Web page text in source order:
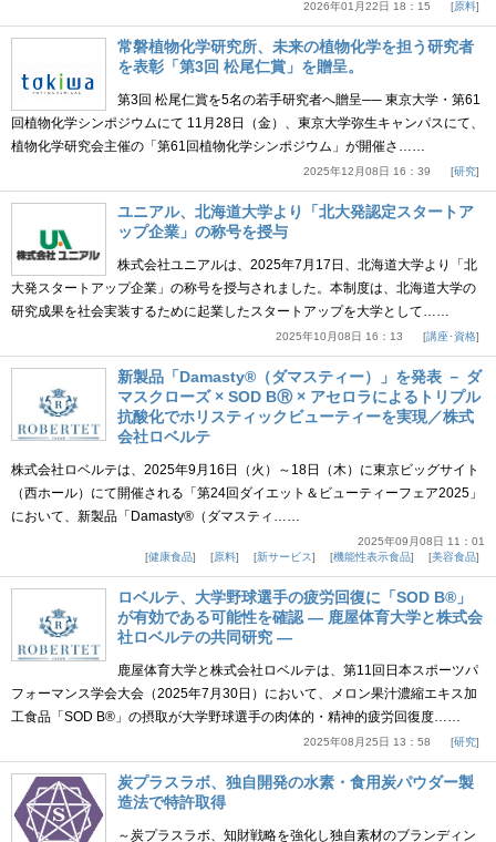
2026年01月22日 18：15 原料
常磐植物化学研究所、未来の植物化学を担う研究者
を表彰「第3回 松尾仁賞」を贈呈。
第3回 松尾仁賞を5名の若手研究者へ贈呈── 東京大学・第61
回植物化学シンポジウムにて 11月28日（金）、東京大学弥生キャンパスにて、
植物化学研究会主催の「第61回植物化学シンポジウム」が開催さ……
2025年12月08日 16：39 研究
ユニアル、北海道大学より「北大発認定スタートア
ップ企業」の称号を授与
株式会社ユニアルは、2025年7月17日、北海道大学より「北
大発スタートアップ企業」の称号を授与されました。本制度は、北海道大学の
研究成果を社会実装するために起業したスタートアップを大学として……
2025年10月08日 16：13 講座･資格
新製品「Damasty®（ダマスティー）」を発表 － ダ
マスクローズ × SOD BⓇ × アセロラによるトリプル
抗酸化でホリスティックビューティーを実現／株式
会社ロベルテ
株式会社ロベルテは、2025年9月16日（火）～18日（木）に東京ビッグサイト
（西ホール）にて開催される「第24回ダイエット＆ビューティーフェア2025」
において、新製品「Damasty®（ダマスティ……
2025年09月08日 11：01
健康食品
原料 新サービス 機能性表示食品 美容食品
ロベルテ、大学野球選手の疲労回復に「SOD B®」
が有効である可能性を確認 ― 鹿屋体育大学と株式会
社ロベルテの共同研究 ―
鹿屋体育大学と株式会社ロベルテは、第11回日本スポーツパ
フォーマンス学会大会（2025年7月30日）において、メロン果汁濃縮エキス加
工食品「SOD B®」の摂取が大学野球選手の肉体的・精神的疲労回復度……
2025年08月25日 13：58 研究
炭プラスラボ、独自開発の水素・食用炭パウダー製
造法で特許取得
～炭プラスラボ、知財戦略を強化し独自素材のブランディン